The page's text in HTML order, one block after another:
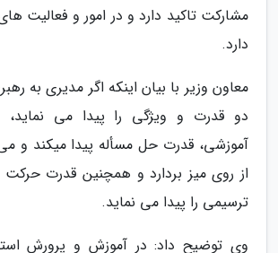
مشارکت تاکید دارد و در امور و فعالیت
دارد.
معاون وزیر با بیان اینکه اگر مدیری به
دو قدرت و ویژگی را پیدا می نماید،
آموزشی، قدرت حل مسأله پیدا میکند و
از روی میز بردارد و همچنین قدرت
ترسیمی را پیدا می نماید.
وی توضیح داد: در آموزش و پرورش